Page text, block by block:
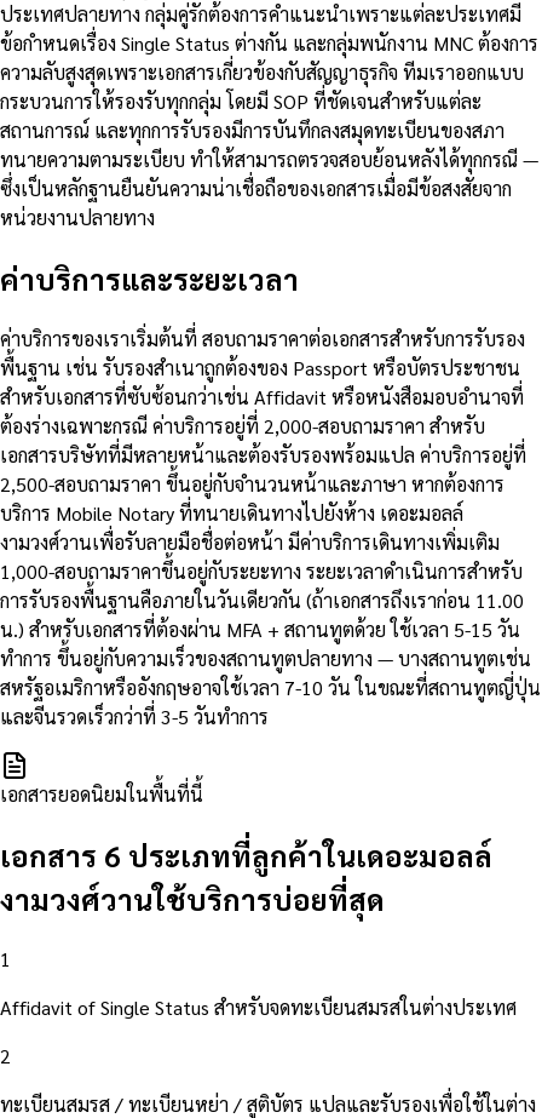
ประเทศปลายทาง กลุ่มคู่รักต้องการคำแนะนำเพราะแต่ละประเทศมี
ข้อกำหนดเรื่อง Single Status ต่างกัน และกลุ่มพนักงาน MNC ต้องการ
ความลับสูงสุดเพราะเอกสารเกี่ยวข้องกับสัญญาธุรกิจ ทีมเราออกแบบ
กระบวนการให้รองรับทุกกลุ่ม โดยมี SOP ที่ชัดเจนสำหรับแต่ละ
สถานการณ์ และทุกการรับรองมีการบันทึกลงสมุดทะเบียนของสภา
ทนายความตามระเบียบ ทำให้สามารถตรวจสอบย้อนหลังได้ทุกกรณี —
ซึ่งเป็นหลักฐานยืนยันความน่าเชื่อถือของเอกสารเมื่อมีข้อสงสัยจาก
หน่วยงานปลายทาง
ค่าบริการและระยะเวลา
ค่าบริการของเราเริ่มต้นที่ สอบถามราคาต่อเอกสารสำหรับการรับรอง
พื้นฐาน เช่น รับรองสำเนาถูกต้องของ Passport หรือบัตรประชาชน
สำหรับเอกสารที่ซับซ้อนกว่าเช่น Affidavit หรือหนังสือมอบอำนาจที่
ต้องร่างเฉพาะกรณี ค่าบริการอยู่ที่ 2,000-สอบถามราคา สำหรับ
เอกสารบริษัทที่มีหลายหน้าและต้องรับรองพร้อมแปล ค่าบริการอยู่ที่
2,500-สอบถามราคา ขึ้นอยู่กับจำนวนหน้าและภาษา หากต้องการ
บริการ Mobile Notary ที่ทนายเดินทางไปยังห้าง เดอะมอลล์
งามวงศ์วานเพื่อรับลายมือชื่อต่อหน้า มีค่าบริการเดินทางเพิ่มเติม
1,000-สอบถามราคาขึ้นอยู่กับระยะทาง ระยะเวลาดำเนินการสำหรับ
การรับรองพื้นฐานคือภายในวันเดียวกัน (ถ้าเอกสารถึงเราก่อน 11.00
น.) สำหรับเอกสารที่ต้องผ่าน MFA + สถานทูตด้วย ใช้เวลา 5-15 วัน
ทำการ ขึ้นอยู่กับความเร็วของสถานทูตปลายทาง — บางสถานทูตเช่น
สหรัฐอเมริกาหรืออังกฤษอาจใช้เวลา 7-10 วัน ในขณะที่สถานทูตญี่ปุ่น
และจีนรวดเร็วกว่าที่ 3-5 วันทำการ
เอกสารยอดนิยมในพื้นที่นี้
เอกสาร 6 ประเภทที่ลูกค้าในเดอะมอลล์
งามวงศ์วานใช้บริการบ่อยที่สุด
1
Affidavit of Single Status สำหรับจดทะเบียนสมรสในต่างประเทศ
2
ทะเบียนสมรส / ทะเบียนหย่า / สูติบัตร แปลและรับรองเพื่อใช้ในต่าง